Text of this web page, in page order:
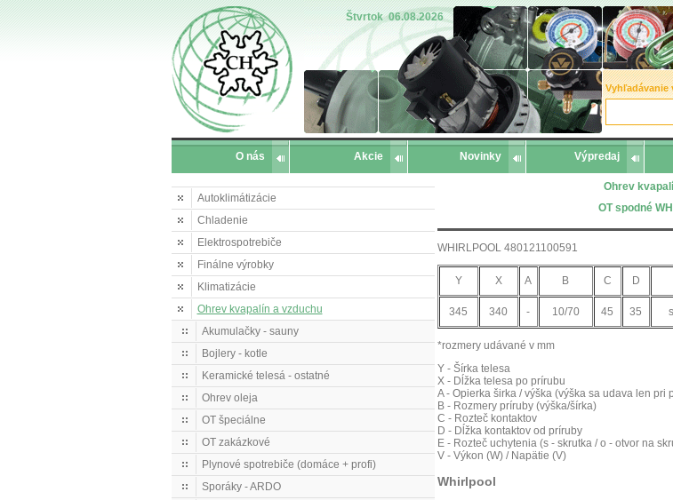
Štvrtok 06.08.2026
Vyhľadávanie
O nás Akcie Novinky Výpredaj
Autoklimátizácie
Chladenie
Elektrospotrebiče
Finálne výrobky
Klimatizácie
Ohrev kvapalín a vzduchu
Akumulačky - sauny
Bojlery - kotle
Keramické telesá - ostatné
Ohrev oleja
OT špeciálne
OT zakázkové
Plynové spotrebiče (domáce + profi)
Sporáky - ARDO
Ohrev
OT spodné
WHIRLPOOL 480121100591
Y X A B C D
345 340 - 10/70 45 35
*rozmery udávané v mm
Y - Šírka telesa
X - Dĺžka telesa po prírubu
A - Opierka širka / výška (výška sa udava len pri
B - Rozmery príruby (výška/šírka)
C - Rozteč kontaktov
D - Dĺžka kontaktov od príruby
E - Rozteč uchytenia (s - skrutka / o - otvor na
V - Výkon (W) / Napätie (V)
Whirlpool